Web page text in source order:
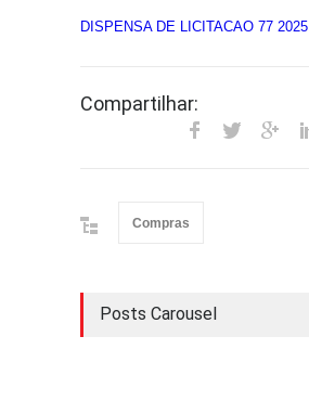
DISPENSA DE LICITACAO 77 2025
Compartilhar:
Compras
Posts Carousel